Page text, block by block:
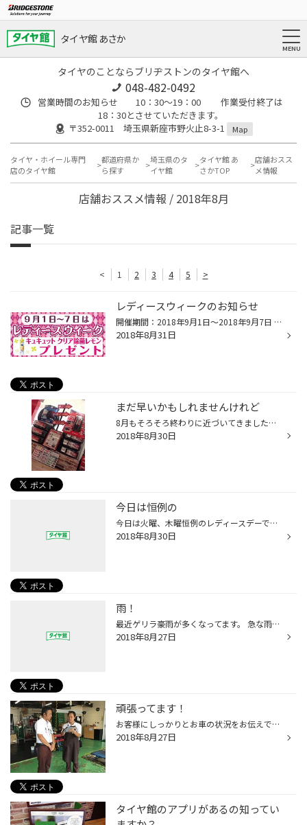
タイヤ館 あさか
タイヤのことならブリヂストンのタイヤ館へ
048-482-0492
営業時間のお知らせ 10：30～19：00 作業受付終了は
18：30とさせていただきます。
〒352-0011 埼玉県新座市野火止8-3-1
Map
タイヤ・ホイール専門
店のタイヤ館
都道府県か
ら探す
埼玉県のタ
イヤ館
タイヤ館 あ
さかTOP
店舗おスス
メ情報
店舗おススメ情報 / 2018年8月
記事一覧
< 1 2 3 4 5 >
レディースウィークのお知らせ
開催期間：2018年9月1日～2018年9月7日 毎月恒例ではありますが９月も１日～７日まで「レディースウィーク」開催致します期間中女性のお客様、または女性のお客様同伴で お車のメンテナンスが通常よりお手頃に出来ちゃいますよそして今月の粗品は・・・・・・・「キュキュットクリア除菌レモン」を...
2018年8月31日
まだ早いかもしれませんけれど
8月もそろそろ終わりに近づいてきました。 タイヤ館あさかでも少しづつですが冬に向けて準備が始まっています。 早い方でも今頃から購入されるお客様もいらっしゃいました。 電話での問い合わせも少しづつですが来るようになりました。 まだこの暑い時期になんてと思いますよね？だけど、もう今年の...
2018年8月30日
今日は恒例の
今日は火曜、木曜恒例のレディースデーです。 今年のお盆で疲れたお車のメンテナンスはどうでしょうか？ 是非ご来店お待ちしております。
2018年8月30日
雨！
最近ゲリラ豪雨が多くなってます。 急な雨に降られても安心出来るようワイパーの点検等しっかりしましょう( ＾∀＾) また、タイヤの溝が減っているとスリップしやすくなったり止まる距離が伸びてしまいます。 安全点検も無料で行なっていますのでお気軽にご来店下さい(・∀・) あさか 新座 志木 大雨 ...
2018年8月27日
頑張ってます！
お客様にしっかりとお車の状況をお伝えできるように私達は練習を行なっております( ＾∀＾) 今日はその中の一部を紹介したいと思います！ 点検にご来店して頂いたお客様のお車を点検し、状況を報告する際、分かりやすく、どんな状態なのかを報告練習をしています。 練習をしているのは南坂スタッフで...
2018年8月27日
タイヤ館のアプリがあるの知ってい